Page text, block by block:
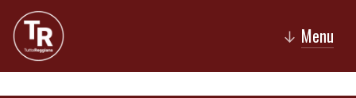
↓ Menu